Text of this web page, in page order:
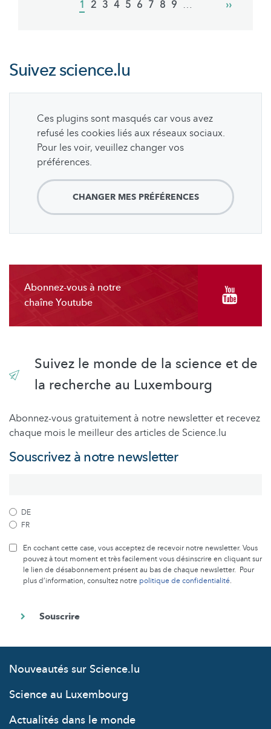
Current
1 Page
2 Page
3 Page
4 Page
5 Page
6 Page
7 Page
8 Page
9 …
Next
››
Suivezscience.lu
Ces plugins sont masqués car vous avez
refusé les cookies liés aux réseaux sociaux.
Pour les voir, veuillez changer vos
préférences.
CHANGER MES PRÉFÉRENCES
Abonnez-vous à notre
chaîne Youtube
Suivez le monde de la science et de
la recherche au Luxembourg
Abonnez-vous gratuitement à notre newsletter et recevez
chaque mois le meilleur des articles de Science.lu
Souscrivez à notre newsletter
DE
FR
En cochant cette case, vous acceptez de recevoir notre newsletter. Vous
pouvez à tout moment et très facilement vous désinscrire en cliquant sur
le lien de désabonnement présent au bas de chaque newsletter. Pour
plus d’information, consultez notre politique de confidentialité.
Nouveautés sur Science.lu
Science au Luxembourg
Actualités dans le monde